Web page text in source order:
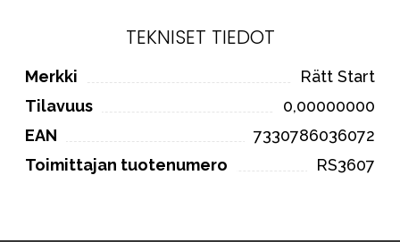
TEKNISET TIEDOT
Merkki
Rätt Start
Tilavuus
0,00000000
EAN
7330786036072
Toimittajan tuotenumero
RS3607